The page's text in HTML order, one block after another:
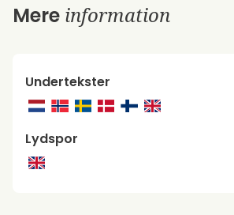
Mere information
Undertekster
Lydspor